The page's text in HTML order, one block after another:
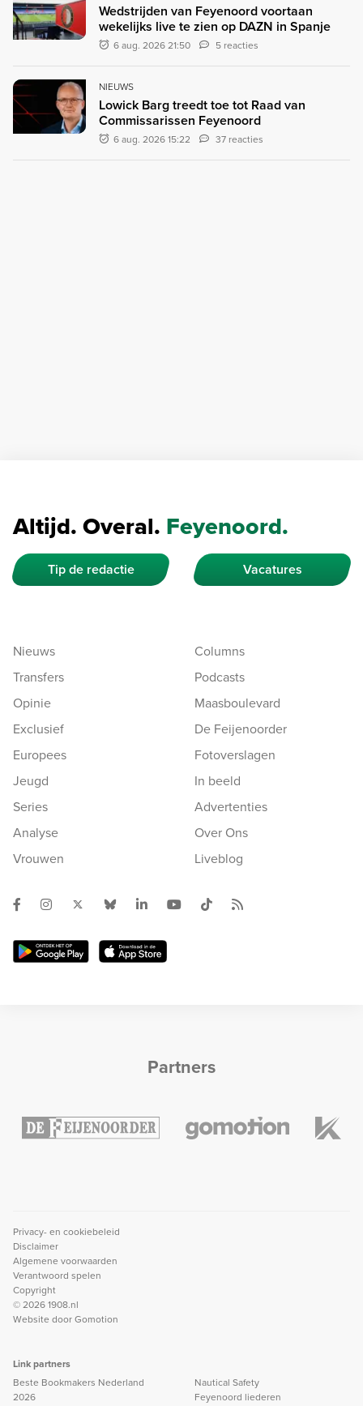
Wedstrijden van Feyenoord voortaan
wekelijks live te zien op DAZN in Spanje
6 aug. 2026 21:50 5 reacties
NIEUWS
Lowick Barg treedt toe tot Raad van
Commissarissen Feyenoord
6 aug. 2026 15:22 37 reacties
Altijd. Overal. Feyenoord.
Tip de redactie Vacatures
Nieuws
Transfers
Opinie
Exclusief
Europees
Jeugd
Series
Analyse
Vrouwen
Columns
Podcasts
Maasboulevard
De Feijenoorder
Fotoverslagen
In beeld
Advertenties
Over Ons
Liveblog
Partners
Privacy- en cookiebeleid
Disclaimer
Algemene voorwaarden
Verantwoord spelen
Copyright
© 2026 1908.nl
Website doorGomotion
Link partners
Beste Bookmakers Nederland
2026
Nautical Safety
Feyenoord liederen